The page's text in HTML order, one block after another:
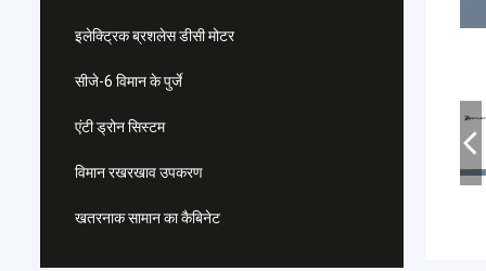
इलेक्ट्रिक ब्रशलेस डीसी मोटर
सीजे-6 विमान के पुर्जे
एंटी ड्रोन सिस्टम
विमान रखरखाव उपकरण
खतरनाक सामान का कैबिनेट